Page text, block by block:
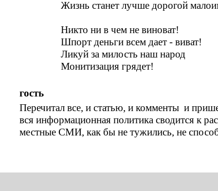
Жизнь станет лучше дорогой
Никто ни в чем не виноват!
Шпорт деньги всем дает - виват!
Ликуй за милость наш народ
Монитизация грядет!
гость
Перечитал все, и статью, и комменты и
вся информационная политика сводится к
местные СМИ, как бы не тужились, не